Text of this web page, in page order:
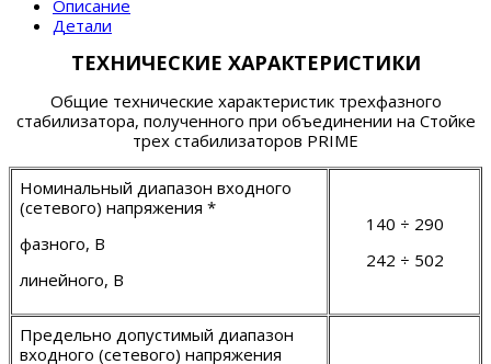
Описание
Детали
ТЕХНИЧЕСКИЕ ХАРАКТЕРИСТИКИ
Общие технические характеристик трехфазного
стабилизатора, полученного при объединении на Стойке
трех стабилизаторов PRIME
Номинальный диапазон входного
(сетевого) напряжения *
фазного, В
линейного, В
1 40 ÷ 290
242 ÷ 502
Предельно допустимый диапазон
входного (сетевого) напряжения